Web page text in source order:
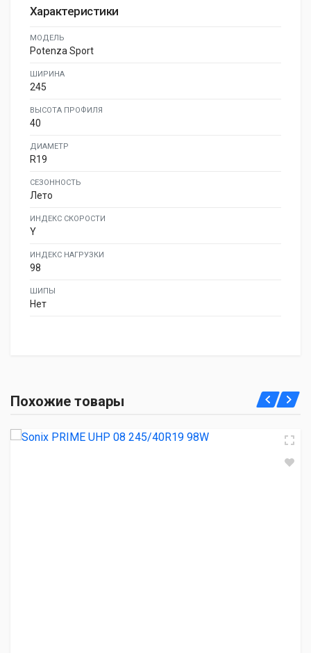
Характеристики
МОДЕЛЬ
Potenza Sport
ШИРИНА
245
ВЫСОТА ПРОФИЛЯ
40
ДИАМЕТР
R19
СЕЗОННОСТЬ
Лето
ИНДЕКС СКОРОСТИ
Y
ИНДЕКС НАГРУЗКИ
98
ШИПЫ
Нет
Похожие товары